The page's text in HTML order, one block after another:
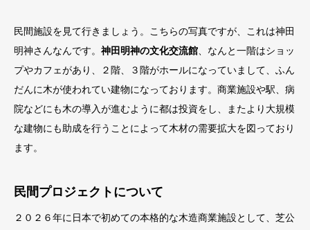
民間施設を見て行きましょう。こちらの写真ですが、これは神田
明神さんなんです。 神田明神の文化交流館 、なんと一階はショッ
プやカフェがあり、２階、３階がホールになっていまして、ふん
だんに木が使われてい建物になっております。商業施設や駅、病
院などにも木の導入が進むように都は投資をし、またより大規模
な建物にも助成を行うことによって木材の需要拡大を図っており
ます。
民間プロジェクトについて
２０２６年に日本で初めての本格的な木造商業施設として、芝公